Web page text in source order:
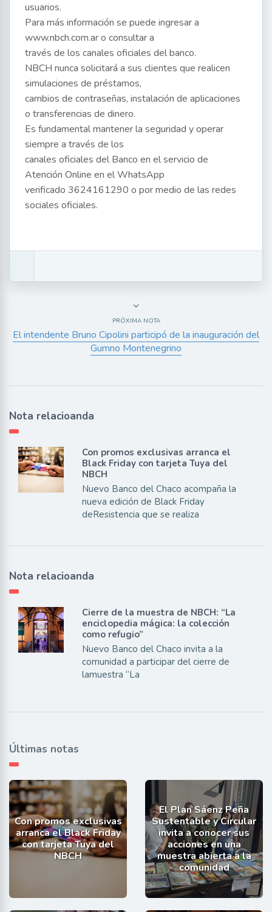
usuarios.
Para más información se puede ingresar a
www.nbch.com.ar o consultar a
través de los canales oficiales del banco.
NBCH nunca solicitará a sus clientes que realicen
simulaciones de préstamos,
cambios de contraseñas, instalación de aplicaciones
o transferencias de dinero.
Es fundamental mantener la seguridad y operar
siempre a través de los
canales oficiales del Banco en el servicio de
Atención Online en el WhatsApp
verificado 3624161290 o por medio de las redes
sociales oficiales.
PRÓXIMA NOTA
El intendente Bruno Cipolini participó de la inauguración del
Gumno Montenegrino
Nota relacioanda
Con promos exclusivas arranca el
Black Friday con tarjeta Tuya del
NBCH
Nuevo Banco del Chaco acompaña la
nueva edición de Black Friday
deResistencia que se realiza
Nota relacioanda
Cierre de la muestra de NBCH: “La
enciclopedia mágica: la colección
como refugio”
Nuevo Banco del Chaco invita a la
comunidad a participar del cierre de
lamuestra “La
Últimas notas
Con promos exclusivas
arranca el Black Friday
con tarjeta Tuya del
NBCH
El Plan Sáenz Peña
Sustentable y Circular
invita a conocer sus
acciones en una
muestra abierta a la
comunidad